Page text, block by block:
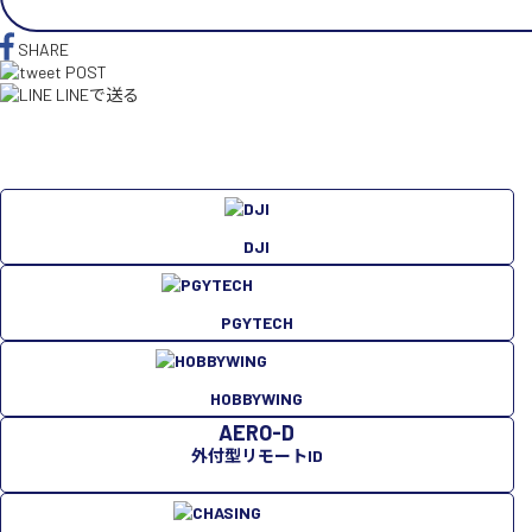
SHARE
POST
LINEで送る
DJI
PGYTECH
HOBBYWING
AERO-D
外付型リモートID